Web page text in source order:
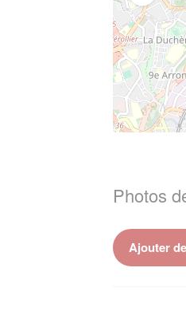
Photos
Ajouter